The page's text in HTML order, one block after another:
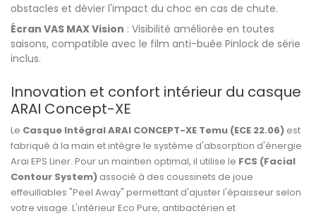
obstacles et dévier l'impact du choc en cas de chute.
Écran VAS MAX Vision : Visibilité améliorée en toutes
saisons, compatible avec le film anti-buée Pinlock de série
inclus.
Innovation et confort intérieur du casque
ARAI Concept-XE
Le Casque Intégral ARAI CONCEPT-XE Temu (ECE 22.06) est
fabriqué à la main et intègre le système d'absorption d'énergie
Arai EPS Liner. Pour un maintien optimal, il utilise le FCS (Facial
Contour System) associé à des coussinets de joue
effeuillables "Peel Away" permettant d'ajuster l'épaisseur selon
votre visage. L'intérieur Eco Pure, antibactérien et